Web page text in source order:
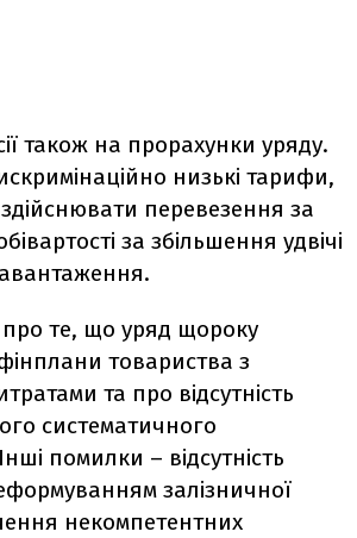
також на прорахунки уряду.
низькі тарифи,
перевезення за
за збільшення удвічі
те, що уряд щороку
товариства з
та про відсутність
систематичного
помилки – відсутність
залізничної
некомпетентних